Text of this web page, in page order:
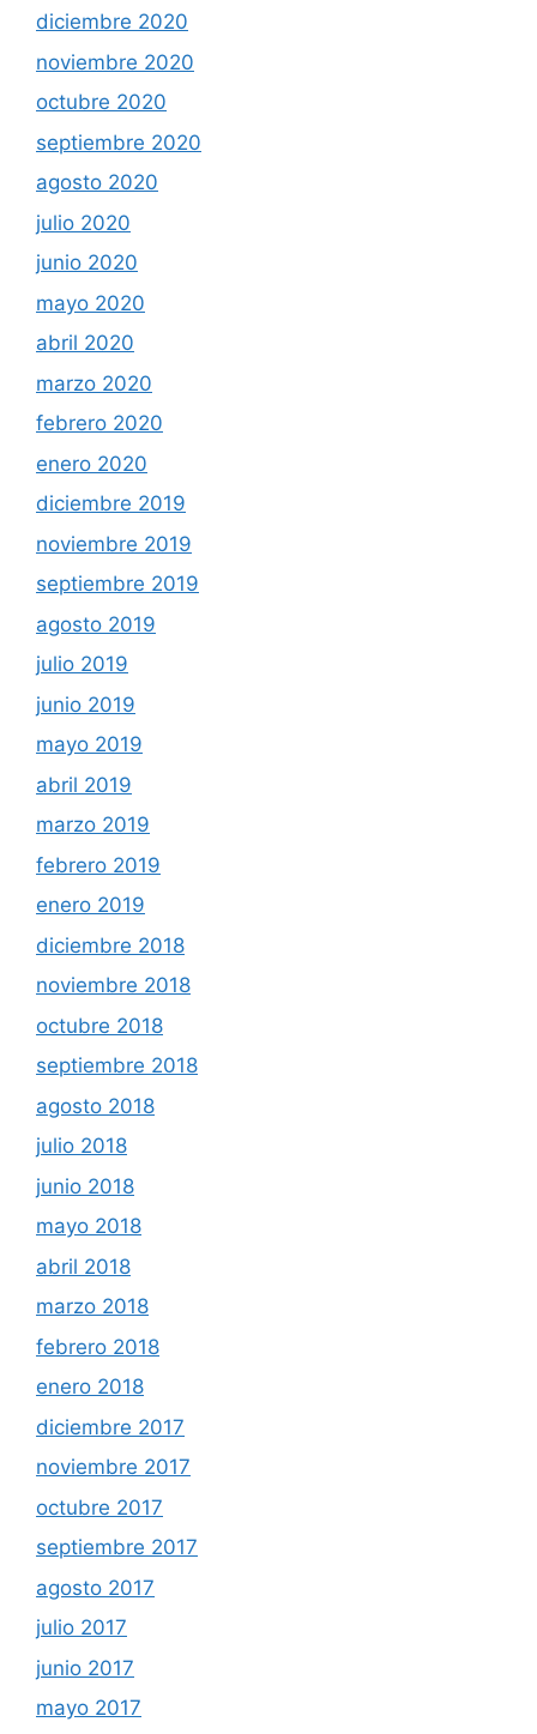
diciembre 2020
noviembre 2020
octubre 2020
septiembre 2020
agosto 2020
julio 2020
junio 2020
mayo 2020
abril 2020
marzo 2020
febrero 2020
enero 2020
diciembre 2019
noviembre 2019
septiembre 2019
agosto 2019
julio 2019
junio 2019
mayo 2019
abril 2019
marzo 2019
febrero 2019
enero 2019
diciembre 2018
noviembre 2018
octubre 2018
septiembre 2018
agosto 2018
julio 2018
junio 2018
mayo 2018
abril 2018
marzo 2018
febrero 2018
enero 2018
diciembre 2017
noviembre 2017
octubre 2017
septiembre 2017
agosto 2017
julio 2017
junio 2017
mayo 2017